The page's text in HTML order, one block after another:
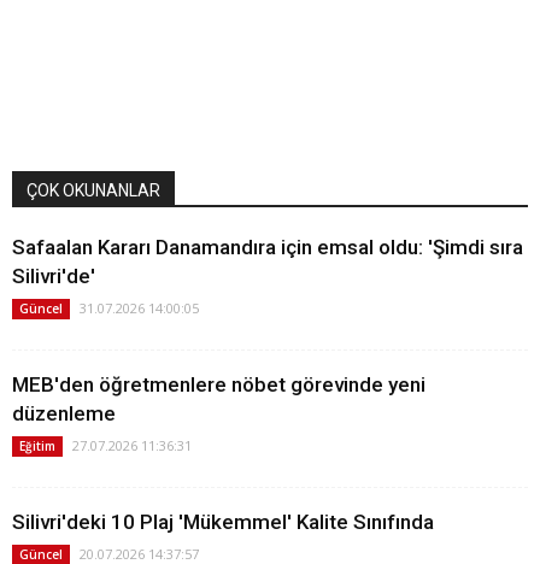
ÇOK OKUNANLAR
Safaalan Kararı Danamandıra için emsal oldu: 'Şimdi sıra
Silivri'de'
Güncel 31.07.2026 14:00:05
MEB'den öğretmenlere nöbet görevinde yeni
düzenleme
Eğitim 27.07.2026 11:36:31
Silivri'deki 10 Plaj 'Mükemmel' Kalite Sınıfında
Güncel 20.07.2026 14:37:57